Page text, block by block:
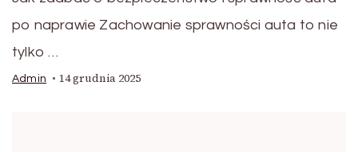
po naprawie Zachowanie sprawności auta to nie
tylko …
Admin 14 grudnia 2025